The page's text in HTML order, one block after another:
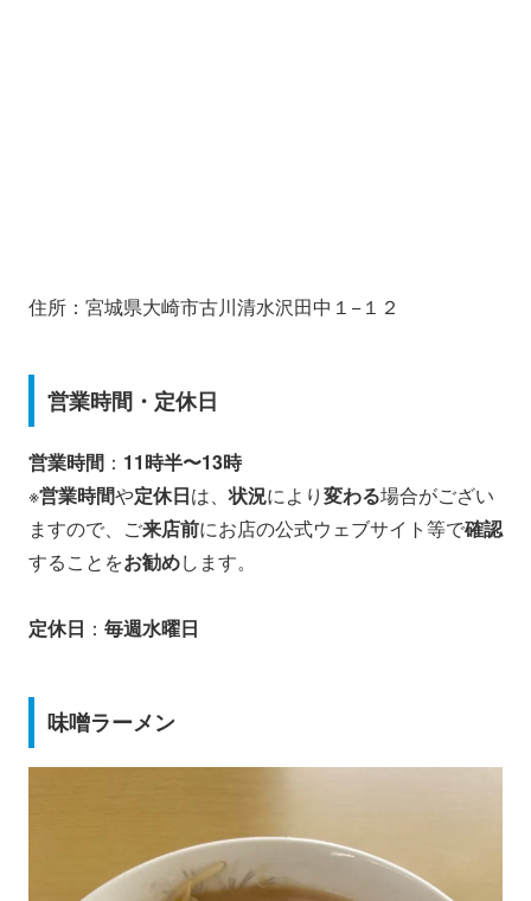
住所：宮城県大崎市古川清水沢田中１−１２
営業時間・定休日
営業時間 ： 11時半〜13時
※営業時間や定休日は、状況により変わる場合がござい
ますので、ご来店前にお店の公式ウェブサイト等で確認
することをお勧めします。
定休日 ： 毎週水曜日
味噌ラーメン